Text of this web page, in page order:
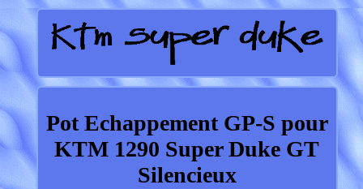
Pot Echappement GP-S pour
KTM 1290 Super Duke GT
Silencieux